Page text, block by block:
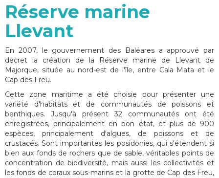
Réserve marine
Llevant
En 2007, le gouvernement des Baléares a approuvé par
décret la création de la Réserve marine de Llevant de
Majorque, située au nord-est de l'île, entre Cala Mata et le
Cap des Freu.
Cette zone maritime a été choisie pour présenter une
variété d'habitats et de communautés de poissons et
benthiques. Jusqu'à présent 32 communautés ont été
enregistrées, principalement en bon état, et plus de 900
espèces, principalement d'algues, de poissons et de
crustacés. Sont importantes les posidonies, qui s'étendent si
bien aux fonds de rochers que de sable, véritables points de
concentration de biodiversité, mais aussi les collectivités et
les fonds de coraux sous-marins et la grotte de Cap des Freu,